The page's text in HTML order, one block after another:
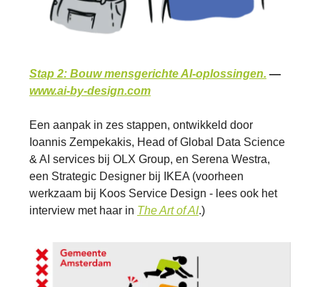
Stap 2: Bouw mensgerichte AI-oplossingen. —
www.ai-by-design.com
Een aanpak in zes stappen, ontwikkeld door
Ioannis Zempekakis, Head of Global Data Science
& AI services bij OLX Group, en Serena Westra,
een Strategic Designer bij IKEA (voorheen
werkzaam bij Koos Service Design - lees ook het
interview met haar in The Art of AI.)